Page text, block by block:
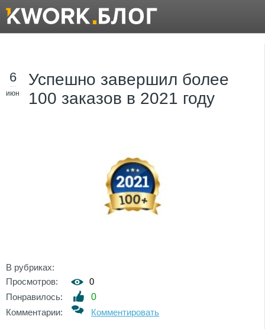
6
июн
Успешно завершил более
100 заказов в 2021 году
В рубриках:
Просмотров:
0
Понравилось:
0
Комментарии:
Комментировать